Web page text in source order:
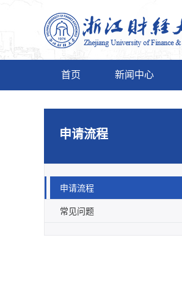
首页 新闻中心
申请流程
申请流程
常见问题